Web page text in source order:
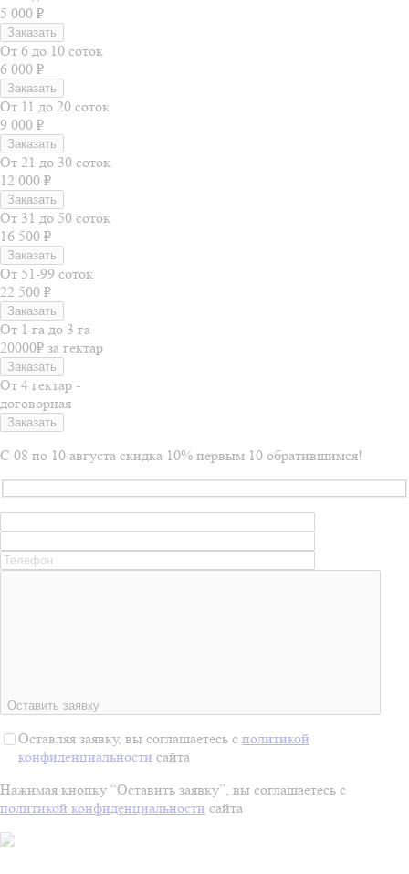
5 000 ₽
Заказать
От 6 до 10 соток
6 000 ₽
Заказать
От 11 до 20 соток
9 000 ₽
Заказать
От 21 до 30 соток
12 000 ₽
Заказать
От 31 до 50 соток
16 500 ₽
Заказать
От 51-99 соток
22 500 ₽
Заказать
От 1 га до 3 га
20000₽ за гектар
Заказать
От 4 гектар -
договорная
Заказать
С 08 по 10 августа скидка 10% первым 10 обратившимся!
Оставить заявку
Оставляя заявку, вы соглашаетесь с политикой
конфиденциальности сайта
Нажимая кнопку “Оставить заявку”, вы соглашаетесь с
политикой конфиденциальности сайта